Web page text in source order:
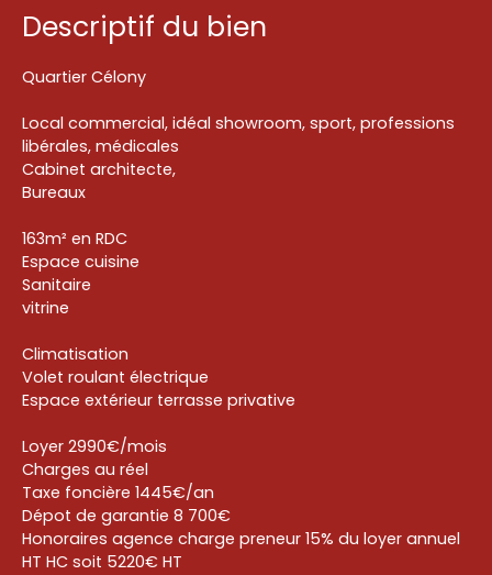
Descriptif du bien
Quartier Célony
Local commercial, idéal showroom, sport, professions
libérales, médicales
Cabinet architecte,
Bureaux
163m² en RDC
Espace cuisine
Sanitaire
vitrine
Climatisation
Volet roulant électrique
Espace extérieur terrasse privative
Loyer 2990€/mois
Charges au réel
Taxe foncière 1445€/an
Dépot de garantie 8 700€
Honoraires agence charge preneur 15% du loyer annuel
HT HC soit 5220€ HT